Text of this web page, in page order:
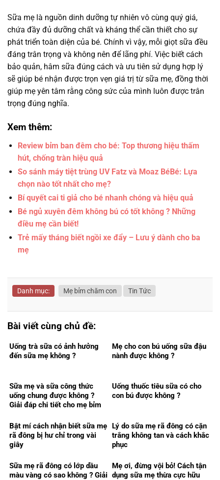
Sữa mẹ là nguồn dinh dưỡng tự nhiên vô cùng quý giá,
chứa đầy đủ dưỡng chất và kháng thể cần thiết cho sự
phát triển toàn diện của bé. Chính vì vậy, mỗi giọt sữa đều
đáng trân trọng và không nên để lãng phí. Việc biết cách
bảo quản, hâm sữa đúng cách và ưu tiên sử dụng hợp lý
sẽ giúp bé nhận được trọn vẹn giá trị từ sữa mẹ, đồng thời
giúp mẹ yên tâm rằng công sức của mình luôn được trân
trọng đúng nghĩa.
Xem thêm:
Review bỉm ban đêm cho bé: Top thương hiệu thấm
hút, chống tràn hiệu quả
So sánh máy tiệt trùng UV Fatz và Moaz BéBé: Lựa
chọn nào tốt nhất cho mẹ?
Bí quyết cai ti giả cho bé nhanh chóng và hiệu quả
Bé ngủ xuyên đêm không bú có tốt không ? Những
điều mẹ cần biết!
Trẻ mấy tháng biết ngồi xe đẩy – Lưu ý dành cho ba
mẹ
Danh mục: Mẹ bỉm chăm con Tin Tức
Bài viết cùng chủ đề:
Uống trà sữa có ảnh hưởng
đến sữa mẹ không ?
Mẹ cho con bú uống sữa đậu
nành được không ?
Sữa mẹ và sữa công thức
uống chung được không ?
Giải đáp chi tiết cho mẹ bỉm
Uống thuốc tiêu sữa có cho
con bú được không ?
Bật mí cách nhận biết sữa mẹ
rã đông bị hư chỉ trong vài
giây
Lý do sữa mẹ rã đông có cặn
trắng không tan và cách khắc
phục
Sữa mẹ rã đông có lớp dầu
màu vàng có sao không ? Giải
Mẹ ơi, đừng vội bỏ! Cách tận
dụng sữa mẹ thừa cực hữu